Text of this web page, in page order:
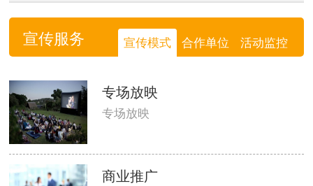
宣传服务 宣传模式 合作单位 活动监控
专场放映
专场放映
商业推广